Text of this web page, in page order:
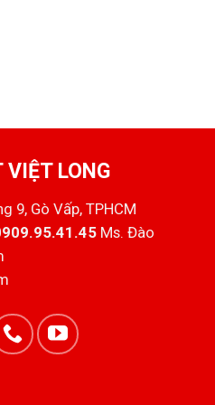
LONG
9, Gò Vấp, TPHCM
Ms. Đào